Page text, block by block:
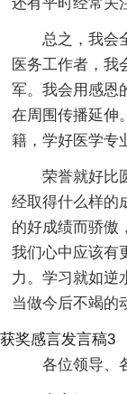
总之，我会
医务工作者，我
军。我会用感恩
在周围传播延伸
籍，学好医学专
荣誉就好比
经取得什么样的
的好成绩而骄傲
我们心中应该有
力。学习就如逆
当做今后不竭的
获奖感言发言稿3
各位领导、